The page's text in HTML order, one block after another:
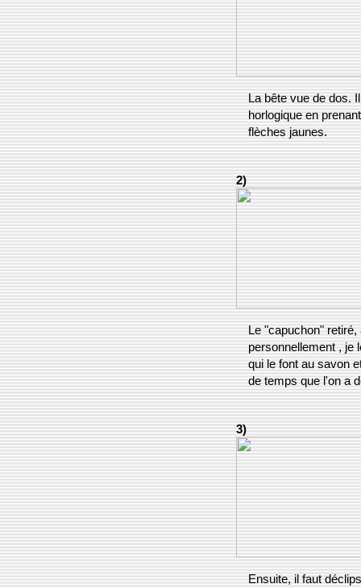
La bête vue de dos.
horlogique en
flèches jaunes.
2)
Le "capuchon" retiré,
personnellement , je
qui le font au savon
de temps que l'on a
3)
Ensuite, il faut